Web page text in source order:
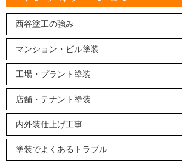
西谷塗工の強み
マンション・ビル塗装
工場・プラント塗装
店舗・テナント塗装
内外装仕上げ工事
塗装でよくあるトラブル